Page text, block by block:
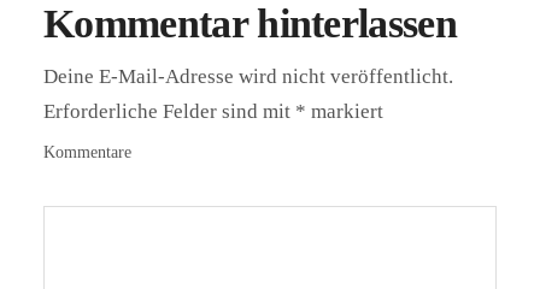
Kommentar hinterlassen
Deine E-Mail-Adresse wird nicht veröffentlicht.
Erforderliche Felder sind mit * markiert
Kommentare